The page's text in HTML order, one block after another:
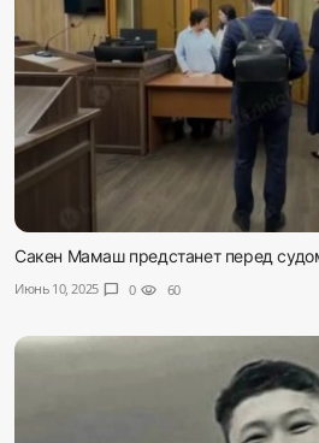
Сакен Мамаш предстанет перед
Июнь 10, 2025 chat_bubble 0 visibility 60